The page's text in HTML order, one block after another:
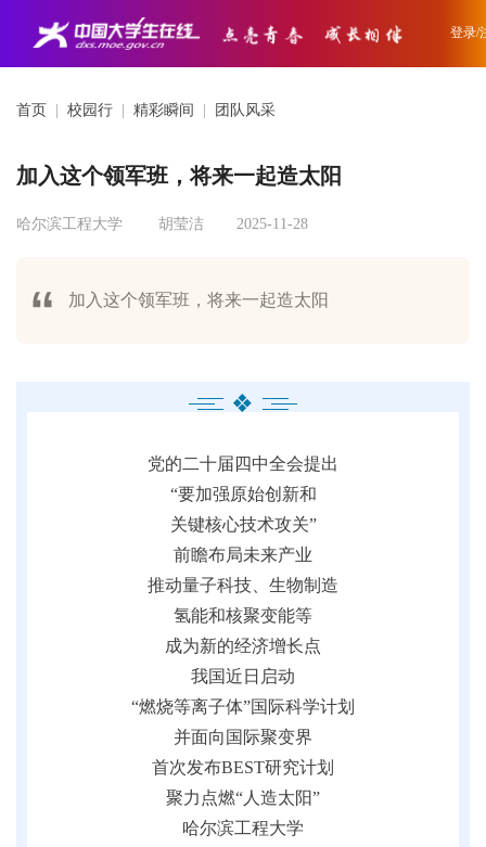
登录/
首页 校园行 精彩瞬间 团队风采
加入这个领军班，将来一起造太阳
哈尔滨工程大学 胡莹洁 2025-11-28
加入这个领军班，将来一起造太阳
❖
党的二十届四中全会提出
“要加强原始创新和
关键核心技术攻关”
前瞻布局未来产业
推动量子科技、生物制造
氢能和核聚变能等
成为新的经济增长点
我国近日启动
“燃烧等离子体”国际科学计划
并面向国际聚变界
首次发布BEST研究计划
聚力点燃“人造太阳”
哈尔滨工程大学